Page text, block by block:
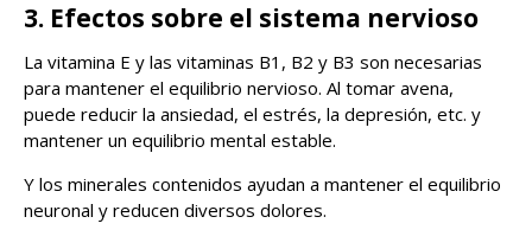
3. Efectos sobre el sistema nervioso
La vitamina E y las vitaminas B1, B2 y B3 son necesarias
para mantener el equilibrio nervioso. Al tomar avena,
puede reducir la ansiedad, el estrés, la depresión, etc. y
mantener un equilibrio mental estable.
Y los minerales contenidos ayudan a mantener el equilibrio
neuronal y reducen diversos dolores.